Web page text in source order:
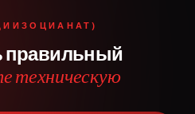
правильный
техническую